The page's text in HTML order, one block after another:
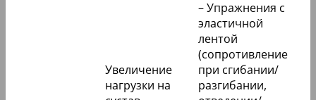
Увеличение
нагрузки на
– Упражнения с
эластичной
лентой
(сопротивление
при сгибании/
разгибании,